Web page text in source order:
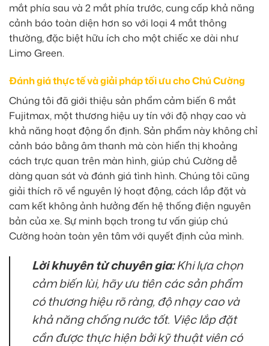
mắt phía sau và 2 mắt phía trước, cung cấp khả năng
cảnh báo toàn diện hơn so với loại 4 mắt thông
thường, đặc biệt hữu ích cho một chiếc xe dài như
Limo Green.
Đánh giá thực tế và giải pháp tối ưu cho Chú Cường
Chúng tôi đã giới thiệu sản phẩm cảm biến 6 mắt
Fujitmax, một thương hiệu uy tín với độ nhạy cao và
khả năng hoạt động ổn định. Sản phẩm này không chỉ
cảnh báo bằng âm thanh mà còn hiển thị khoảng
cách trực quan trên màn hình, giúp chú Cường dễ
dàng quan sát và đánh giá tình hình. Chúng tôi cũng
giải thích rõ về nguyên lý hoạt động, cách lắp đặt và
cam kết không ảnh hưởng đến hệ thống điện nguyên
bản của xe. Sự minh bạch trong tư vấn giúp chú
Cường hoàn toàn yên tâm với quyết định của mình.
Lời khuyên từ chuyên gia:Khi lựa chọn
cảm biến lùi, hãy ưu tiên các sản phẩm
có thương hiệu rõ ràng, độ nhạy cao và
khả năng chống nước tốt. Việc lắp đặt
cần được thực hiện bởi kỹ thuật viên có